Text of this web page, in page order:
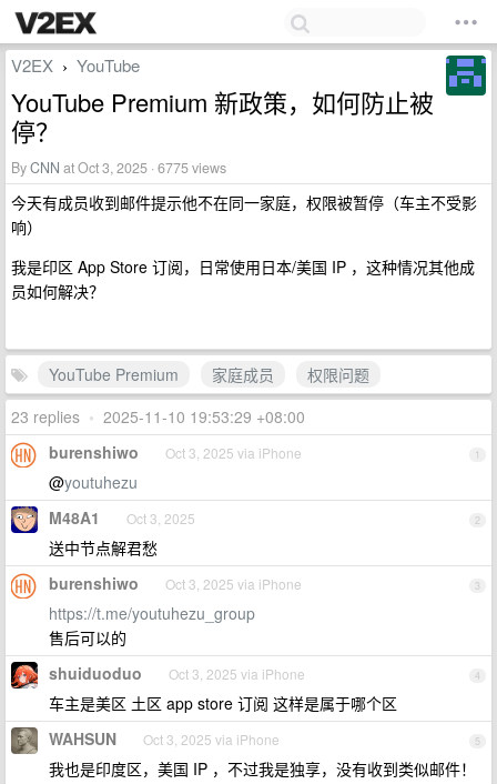
V2EX › YouTube
YouTube Premium 新政策，如何防止被
停？
ByCNN at Oct 3, 2025 · 6775 views
今天有成员收到邮件提示他不在同一家庭，权限被暂停（车主不受影
响）
我是印区 App Store 订阅，日常使用日本/美国 IP ，这种情况其他成
员如何解决？
YouTube Premium 家庭成员
权限问题
23 replies • 2025-11-10 19:53:29 +08:00
1
burenshiwo Oct 3, 2025 via iPhone
@youtuhezu
2
M48A1 Oct 3, 2025
送中节点解君愁
3
burenshiwo Oct 3, 2025 via iPhone
https://t.me/youtuhezu_group
售后可以的
4
shuiduoduo Oct 3, 2025 via iPhone
车主是美区 土区 app store 订阅 这样是属于哪个区
5
WAHSUN Oct 3, 2025 via iPhone
我也是印度区，美国 IP ，不过我是独享，没有收到类似邮件！